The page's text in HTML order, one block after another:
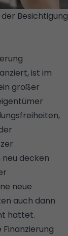
Besichtigung
ist im
großer
decken
neue
auch dann
hattet.